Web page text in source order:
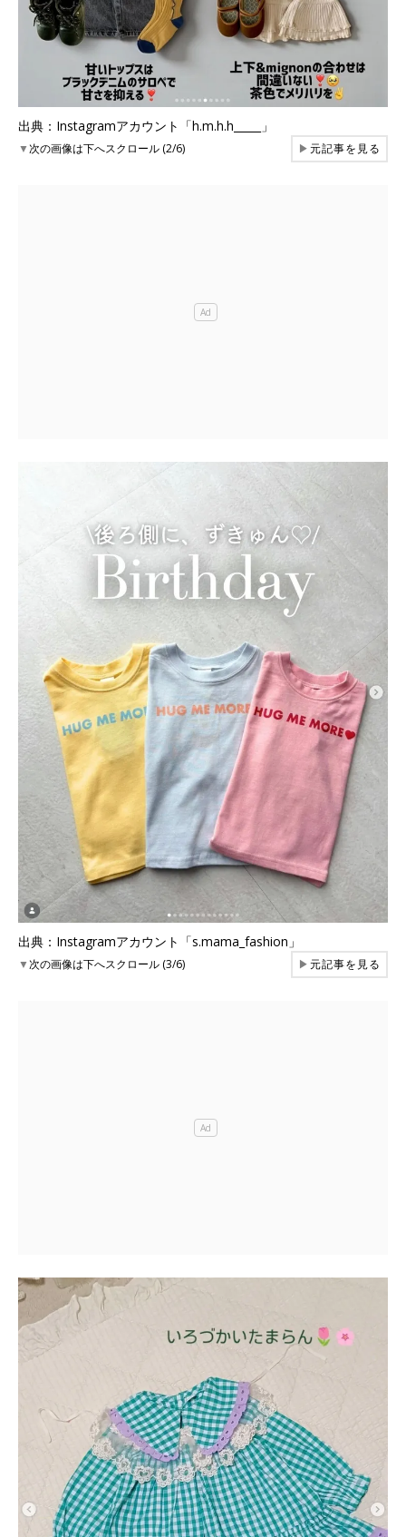
出典：Instagramアカウント「h.m.h.h_____」
▼次の画像は下へスクロール (2/6) ▶元記事を見る
出典：Instagramアカウント「s.mama_fashion」
▼次の画像は下へスクロール (3/6) ▶元記事を見る